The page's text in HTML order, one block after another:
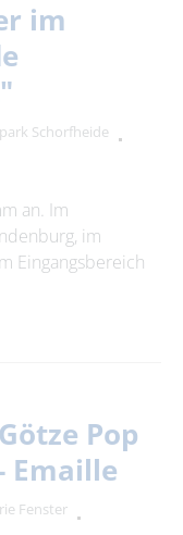
im
Schorfheide
an. Im
im
Eingangsbereich
Pop
Emaille
Fenster